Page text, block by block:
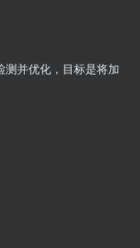
并优化，目标是将加